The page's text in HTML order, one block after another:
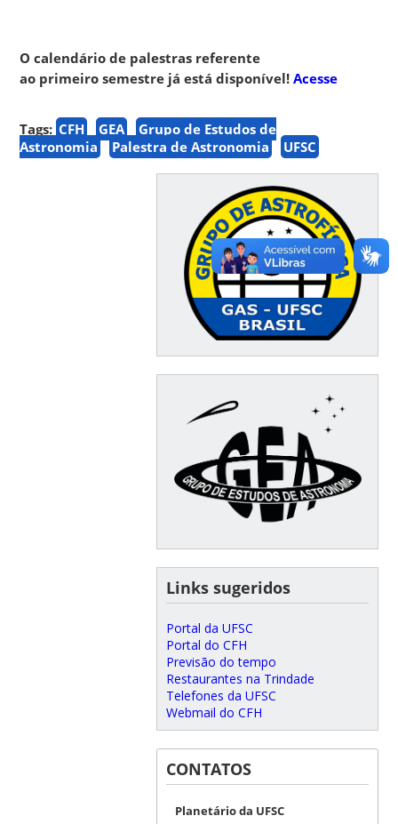
O calendário de palestras referente
ao primeiro semestre já está disponível!Acesse
Tags: CFH GEA
Grupo de Estudos de
Astronomia
Palestra de Astronomia UFSC
Links sugeridos
Portal da UFSC
Portal do CFH
Previsão do tempo
Restaurantes na Trindade
Telefones da UFSC
Webmail do CFH
CONTATOS
Planetário da UFSC